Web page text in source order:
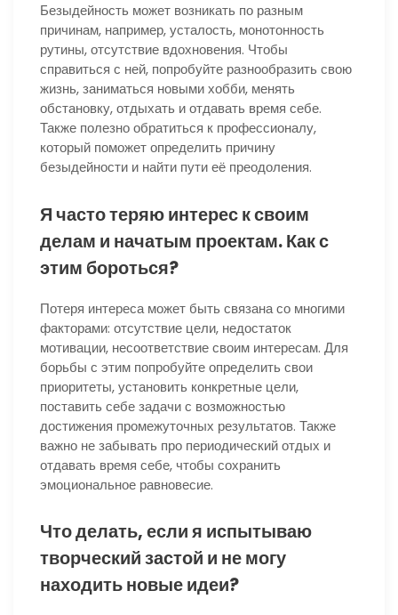
Безыдейность может возникать по разным
причинам, например, усталость, монотонность
рутины, отсутствие вдохновения. Чтобы
справиться с ней, попробуйте разнообразить свою
жизнь, заниматься новыми хобби, менять
обстановку, отдыхать и отдавать время себе.
Также полезно обратиться к профессионалу,
который поможет определить причину
безыдейности и найти пути её преодоления.
Я часто теряю интерес к своим
делам и начатым проектам. Как с
этим бороться?
Потеря интереса может быть связана со многими
факторами: отсутствие цели, недостаток
мотивации, несоответствие своим интересам. Для
борьбы с этим попробуйте определить свои
приоритеты, установить конкретные цели,
поставить себе задачи с возможностью
достижения промежуточных результатов. Также
важно не забывать про периодический отдых и
отдавать время себе, чтобы сохранить
эмоциональное равновесие.
Что делать, если я испытываю
творческий застой и не могу
находить новые идеи?